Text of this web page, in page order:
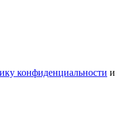
конфиденциальности и